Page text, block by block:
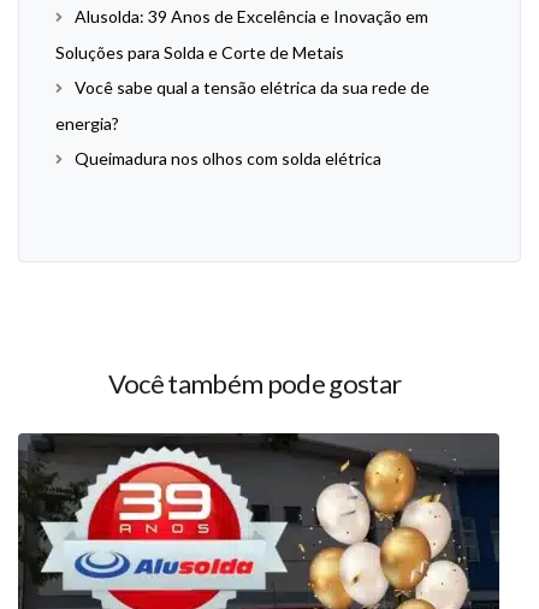
Alusolda: 39 Anos de Excelência e Inovação em
Soluções para Solda e Corte de Metais
Você sabe qual a tensão elétrica da sua rede de
energia?
Queimadura nos olhos com solda elétrica
Você também pode gostar